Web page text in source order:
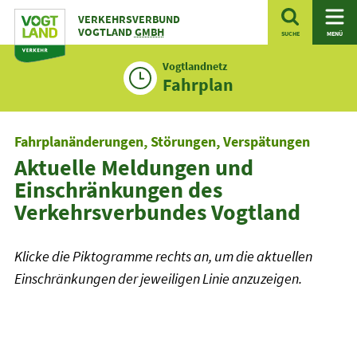
Zum
Inhalt
VERKEHRSVERBUND
VOGTLANDGMBH SUCHE MENÜ
Vogtlandnetz
Fahrplan
Fahrplanänderungen, Störungen, Verspätungen
Aktuelle Meldungen und
Einschränkungen des
Verkehrsverbundes Vogtland
Klicke die Piktogramme rechts an, um die aktuellen
Einschränkungen der jeweiligen Linie anzuzeigen.